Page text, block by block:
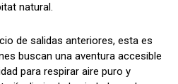
natural.
de salidas anteriores, esta es
buscan una aventura accesible
para respirar aire puro y